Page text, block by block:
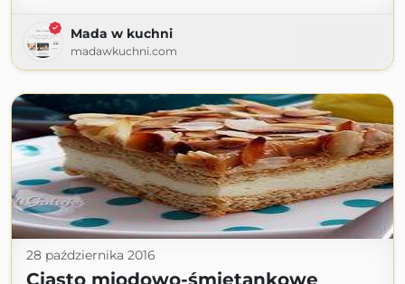
Mada w kuchni
madawkuchni.com
28 października 2016
Ciasto miodowo-śmietankowe